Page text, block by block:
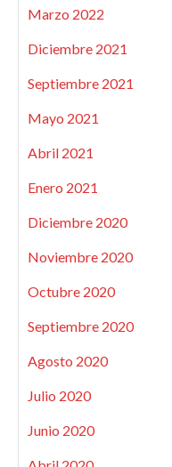
Marzo 2022
Diciembre 2021
Septiembre 2021
Mayo 2021
Abril 2021
Enero 2021
Diciembre 2020
Noviembre 2020
Octubre 2020
Septiembre 2020
Agosto 2020
Julio 2020
Junio 2020